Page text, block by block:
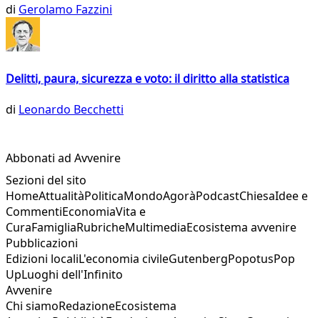
di Gerolamo Fazzini
Delitti, paura, sicurezza e voto: il diritto alla statistica
di Leonardo Becchetti
Abbonati ad Avvenire
Sezioni del sito
HomeAttualitàPoliticaMondoAgoràPodcastChiesaIdee e
CommentiEconomiaVita e
CuraFamigliaRubricheMultimediaEcosistema avvenire
Pubblicazioni
Edizioni localiL'economia civileGutenbergPopotusPop
UpLuoghi dell'Infinito
Avvenire
Chi siamoRedazioneEcosistema